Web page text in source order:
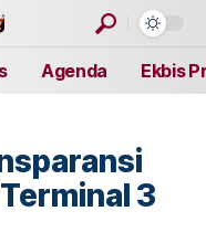
Agenda Ekbis
3